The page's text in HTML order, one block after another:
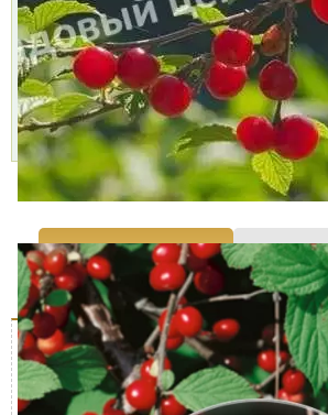
Доставка
курьером,
999 руб.
Доставим
через 1-2 дня
10 августа
Подробнее »
Самовывоз,
БЕСПЛАТНО
2 пункта
самовывоза,
Характеристики
Отзывы (0)
Описание куста
Характеристика Значение